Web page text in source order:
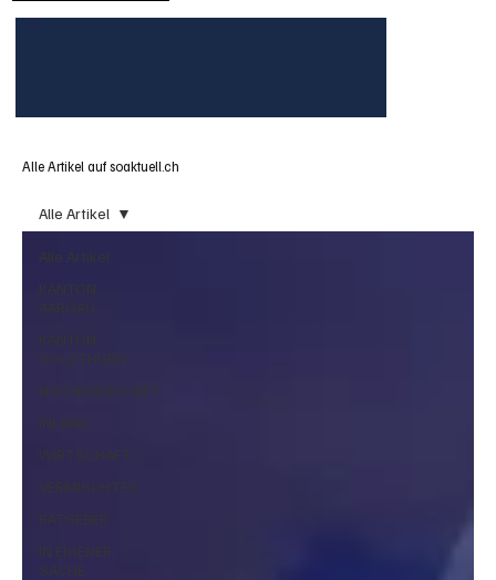
Alle Artikel auf soaktuell.ch
Alle Artikel
KANTON
AARGAU
KANTON
SOLOTHURN
NACHBARSCHAFT
INLAND
WIRTSCHAFT
VERMISCHTES
RATGEBER
IN EIGENER
SACHE
Alle Artikel